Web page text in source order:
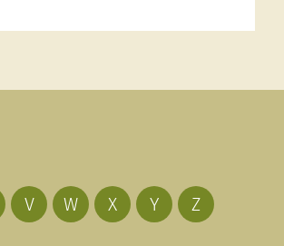
V W X Y Z